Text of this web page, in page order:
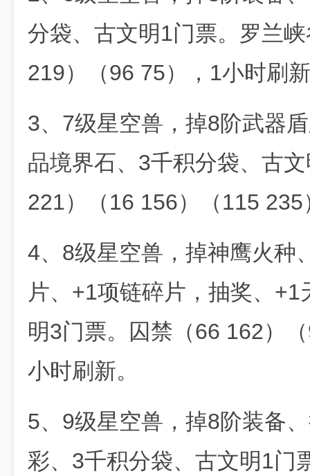
分袋、古文明1门票。罗兰
219）（96 75），1小时刷
3、7级星空兽，掉8阶武器
品境界石、3千积分袋、古
221）（16 156）（115
4、8级星空兽，掉神鹰火种
片、+1项链碎片，抽奖、
明3门票。囚禁（66 162）
小时刷新。
5、9级星空兽，掉8阶装备
彩、3千积分袋、古文明1门